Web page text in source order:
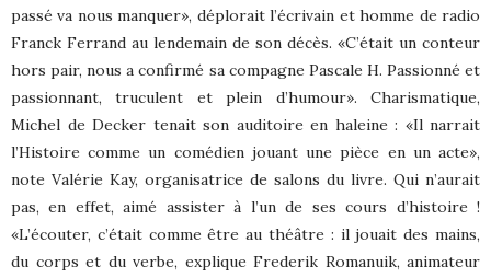
passé va nous manquer», déplorait l’écrivain et homme de radio
Franck Ferrand au lendemain de son décès. «C’était un conteur
hors pair, nous a confirmé sa compagne Pascale H. Passionné et
passionnant, truculent et plein d’humour». Charismatique,
Michel de Decker tenait son auditoire en haleine : «Il narrait
l’Histoire comme un comédien jouant une pièce en un acte»,
note Valérie Kay, organisatrice de salons du livre. Qui n’aurait
pas, en effet, aimé assister à l’un de ses cours d’histoire !
«L’écouter, c’était comme être au théâtre : il jouait des mains,
du corps et du verbe, explique Frederik Romanuik, animateur